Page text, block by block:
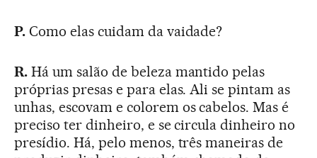
P. Como elas cuidam da vaidade?
R. Há um salão de beleza mantido pelas
próprias presas e para elas. Ali se pintam as
unhas, escovam e colorem os cabelos. Mas é
preciso ter dinheiro, e se circula dinheiro no
presídio. Há, pelo menos, três maneiras de